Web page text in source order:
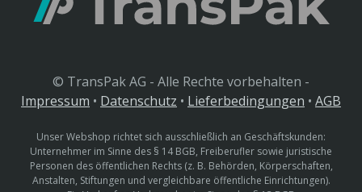
© TransPak AG - Alle Rechte vorbehalten -
Impressum • Datenschutz • Lieferbedingungen • AGB
Unser Webshop richtet sich ausschließlich an Geschäftskunden:
Unternehmer im Sinne des § 14 BGB, Freiberufler sowie juristische
Personen des öffentlichen Rechts (z. B. Behörden, Körperschaften,
Anstalten, Stiftungen und vergleichbare öffentliche Einrichtungen).